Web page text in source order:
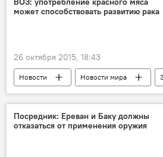
Выборы в парламент Азербайджана
может способствовать развитию рака
26 октября 2015, 18:43
Новости Новости мира
ЖИЗНЬ
Весь мир
ВОЗ
Вред потребления красного
Посредник: Ереван и Баку должны
отказаться от применения оружия